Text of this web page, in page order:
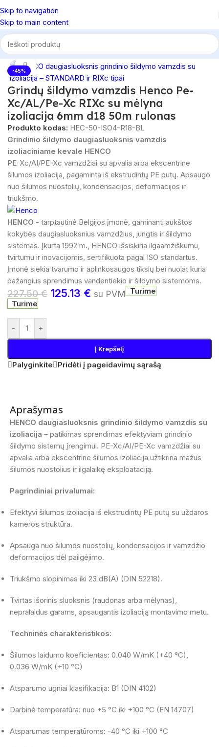
Skip to navigation
Skip to main content
šildymo vamzdžiai/Grindinio šildymo vamzdžiai su izoliacija
-45%
Spustelėkite, norėdami padidinti
Grindų šildymo vamzdis Henco Pe-
Xc/AL/Pe-Xc RIXc su mėlyna
izoliacija 6mm d18 50m rulonas
Produkto kodas: HEC-50-ISO4-R18-BL
Grindinio šildymo daugiasluoksnis vamzdis
izoliaciniame kevale HENCO
PE-Xc/AI/PE-Xc vamzdžiai su apvalia arba ekscentrine
šilumos izoliacija, pagaminta iš ekstrudintų PE putų. Apsaugo
nuo šilumos nuostolių, kondensacijos, deformacijos ir
triukšmo.
HENCO - tarptautinė Belgijos įmonė, gaminanti aukštos
kokybės daugiasluoksnius vamzdžius, jungtis ir šildymo
sistemas. Įkurta 1992 m., HENCO išsiskiria ilgaamžiškumu,
tvirtumu ir inovacijomis, sertifikuota pagal ISO standartus.
Įmonė siekia tvarumo ir aplinkosaugos tikslų bei nuolat kuria
pažangius sprendimus vandentiekio ir šildymo sistemoms.
227.50€ 125.13 € su PVM
Turime
Turime
- +
Į Krepšelį
Palyginkite Pridėti į pageidavimų sąrašą
Aprašymas
HENCO daugiasluoksnis grindinio šildymo vamzdis su
izoliacija – patikimas sprendimas efektyviam grindinio
šildymo sistemų įrengimui. PE-Xc/AI/PE-Xc vamzdžiai su
apvalia arba ekscentrine šilumos izoliacija užtikrina mažus
šilumos nuostolius ir ilgalaikę eksploataciją.
Pagrindiniai privalumai:
Efektyvi šilumos izoliacija iš ekstrudintų PE putų su uždaros
kameros struktūra.
Apsauga nuo šilumos nuostolių, kondensacijos ir vamzdžio
deformacijos dėl pailgėjimo.
Triukšmo slopinimas iki 23 dB(A) (DIN 52218).
Tvirtas išorinis sluoksnis (raudonas arba mėlynas),
nepralaidus garams, apsaugantis izoliaciją montavimo metu.
Techninės charakteristikos:
Šilumos laidumo koeficientas: 0.040 W/mK (+40 °C),
0.036 W/mK (+10 °C)
Atsparumo ugniai klasifikacija: B1 (DIN 4102)
Darbinė temperatūra: nuo +5 °C iki +100 °C (EN 14707)
Atsparumas temperatūroms: -40 °C iki +100 °C